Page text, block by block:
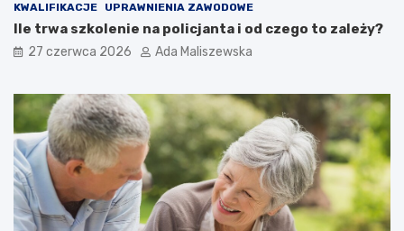
KWALIFIKACJE UPRAWNIENIA ZAWODOWE
Ile trwa szkolenie na policjanta i od czego to zależy?
27 czerwca 2026 Ada Maliszewska